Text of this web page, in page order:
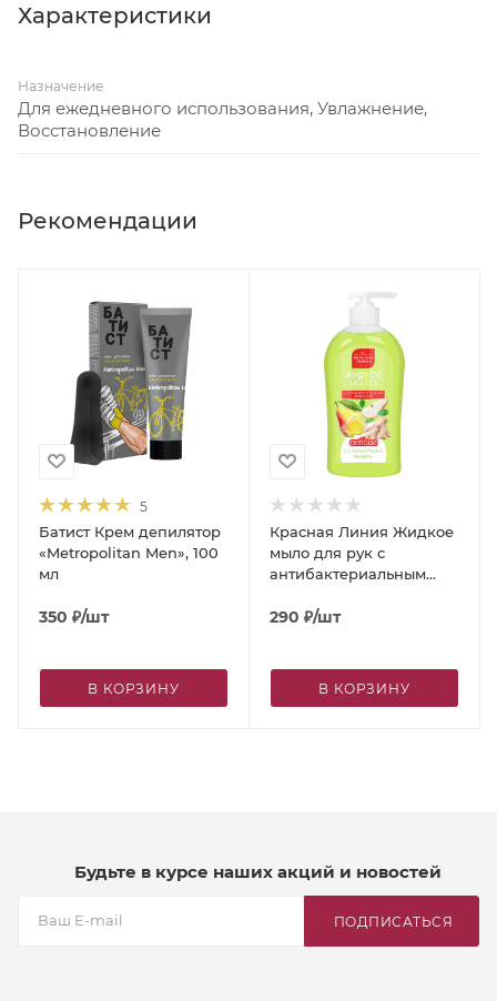
кислоты обеспечивает максимальное увлажнение,
защищает от раздражений, пантенол ускоряет
заживление поврежденной кожи. Легкая
питательная текстура быстро впитывается, снимает
аромат крема с нотами ветивера, замши и кедра -
здоровый и ухоженный внешний вид, без сухости,
стянутости и раздражений.
Характеристики
Назначение
Для ежедневного использования, Увлажнение,
Восстановление
Рекомендации
5
Батист Крем депилятор
«Metropolitan Men», 100
мл
350 ₽/шт
В КОРЗИНУ
Красная Линия Жидкое
мыло для рук с
антибактериальным
груша и имбирь», 500 г
290 ₽/шт
В КОРЗИНУ
Будьте в курсе наших акций и новостей
ПОДПИСАТЬСЯ